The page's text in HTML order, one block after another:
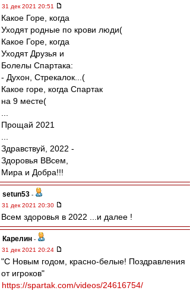
31 дек 2021 20:51
Какое Горе, когда
Уходят родные по крови люди(
Какое Горе, когда
Уходят Друзья и
Болелы Спартака:
- Духон, Стрекалок...(
Какое горе, когда Спартак
на 9 месте(
Прощай 2021
Здравствуй, 2022 -
Здоровья ВВсем,
Мира и Добра!!!
setun53 -
31 дек 2021 20:30
Всем здоровья в 2022 ...и далее !
Карелин -
31 дек 2021 20:24
"С Новым годом, красно-белые! Поздравления
от игроков"
https://spartak.com/videos/24616754/